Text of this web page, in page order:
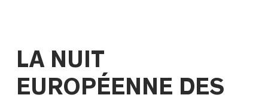
LA NUIT
EUROPÉENNE DES